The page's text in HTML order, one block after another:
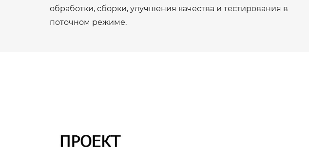
обработки, сборки, улучшения качества и тестирования в
поточном режиме.